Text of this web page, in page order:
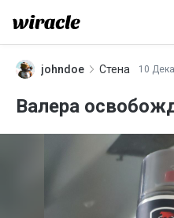
J johndoe Стена 10
Валера